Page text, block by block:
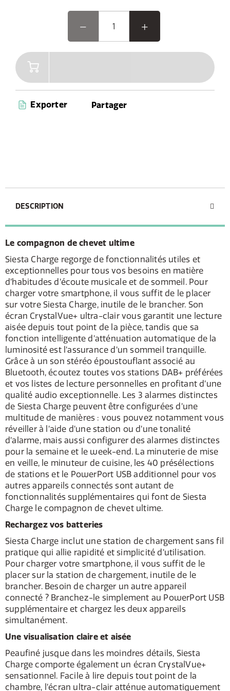
Exporter Partager
DESCRIPTION
Le compagnon de chevet ultime
Siesta Charge regorge de fonctionnalités utiles et
exceptionnelles pour tous vos besoins en matière
d’habitudes d’écoute musicale et de sommeil. Pour
charger votre smartphone, il vous suffit de le placer
sur votre Siesta Charge, inutile de le brancher. Son
écran CrystalVue+ ultra-clair vous garantit une lecture
aisée depuis tout point de la pièce, tandis que sa
fonction intelligente d’atténuation automatique de la
luminosité est l’assurance d’un sommeil tranquille.
Grâce à un son stéréo époustouflant associé au
Bluetooth, écoutez toutes vos stations DAB+ préférées
et vos listes de lecture personnelles en profitant d’une
qualité audio exceptionnelle. Les 3 alarmes distinctes
de Siesta Charge peuvent être configurées d’une
multitude de manières : vous pouvez notamment vous
réveiller à l’aide d’une station ou d’une tonalité
d’alarme, mais aussi configurer des alarmes distinctes
pour la semaine et le week-end. La minuterie de mise
en veille, le minuteur de cuisine, les 40 présélections
de stations et le PowerPort USB additionnel pour vos
autres appareils connectés sont autant de
fonctionnalités supplémentaires qui font de Siesta
Charge le compagnon de chevet ultime.
Rechargez vos batteries
Siesta Charge inclut une station de chargement sans fil
pratique qui allie rapidité et simplicité d’utilisation.
Pour charger votre smartphone, il vous suffit de le
placer sur la station de chargement, inutile de le
brancher. Besoin de charger un autre appareil
connecté ? Branchez-le simplement au PowerPort USB
supplémentaire et chargez les deux appareils
simultanément.
Une visualisation claire et aisée
Peaufiné jusque dans les moindres détails, Siesta
Charge comporte également un écran CrystalVue+
sensationnel. Facile à lire depuis tout point de la
chambre, l’écran ultra-clair atténue automatiquement